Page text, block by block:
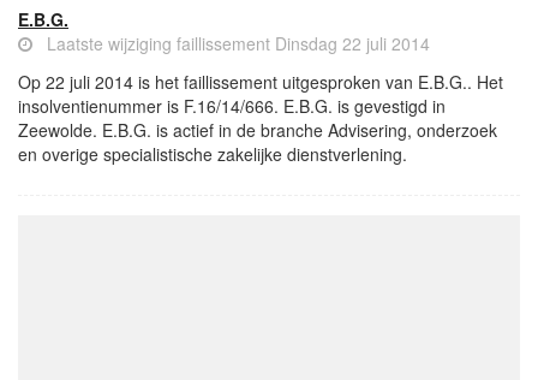
E.B.G.
Laatste wijziging faillissement Dinsdag 22 juli 2014
Op 22 juli 2014 is het faillissement uitgesproken van E.B.G.. Het
insolventienummer is F.16/14/666. E.B.G. is gevestigd in
Zeewolde. E.B.G. is actief in de branche Advisering, onderzoek
en overige specialistische zakelijke dienstverlening.